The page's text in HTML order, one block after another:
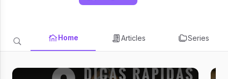
Home Articles Series